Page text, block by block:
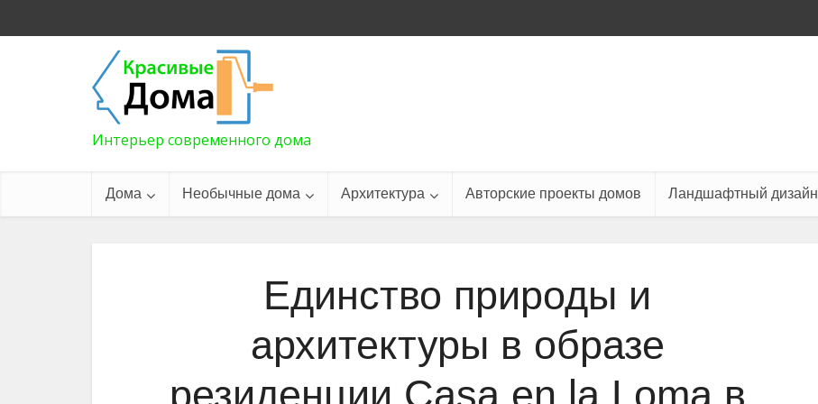
Интерьер современного дома
Дома Необычные дома Архитектура Авторские проекты домов Ландшафтный дизайн
Единство природы и
архитектуры в образе
резиденции Casa en la Loma в